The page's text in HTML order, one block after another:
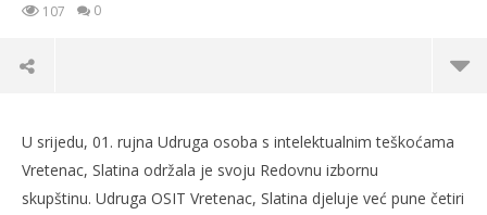
107 0
U srijedu, 01. rujna Udruga osoba s intelektualnim teškoćama
Vretenac, Slatina održala je svoju Redovnu izbornu
skupštinu. Udruga OSIT Vretenac, Slatina djeluje već pune četiri